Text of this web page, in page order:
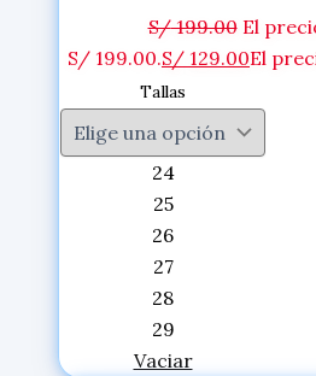
S/199.00 El
S/ 199.00.S/ 129.00El
Tallas
24
25
26
27
28
29
Vaciar